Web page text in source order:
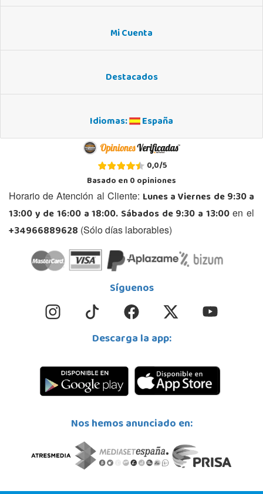
Mi Cuenta
Destacados
Idiomas: España
0,0/5
Basado en0opiniones
Horario de Atención al Cliente: Lunes a Viernes de 9:30 a
13:00 y de 16:00 a 18:00. Sábados de 9:30 a 13:00en el
+34966889628 (Sólo días laborables)
Síguenos
Descarga la app:
Nos hemos anunciado en: